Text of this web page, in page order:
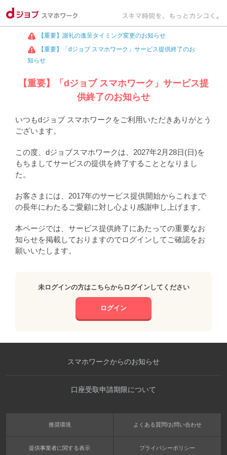
【重要】謝礼の進呈タイミング変更のお知らせ
【重要】「dジョブ スマホワーク」サービス提供終了のお
知らせ
【重要】「dジョブ スマホワーク」サービス提
供終了のお知らせ
いつもdジョブ スマホワークをご利用いただきありがとう
ございます。
この度、dジョブスマホワークは、2027年2月28日(日)を
もちましてサービスの提供を終了することとなりまし
た。
お客さまには、2017年のサービス提供開始からこれまで
の長年にわたるご愛顧に対し心より感謝申し上げます。
本ページでは、サービス提供終了にあたっての重要なお
知らせを掲載しておりますのでログインしてご確認をお
願いいたします。
未ログインの方はこちらからログインしてください
ログイン
スマホワークからのお知らせ
口座受取申請期限について
推奨環境 よくある質問/お問い合わせ
提供事業者に関する表示 プライバシーポリシー